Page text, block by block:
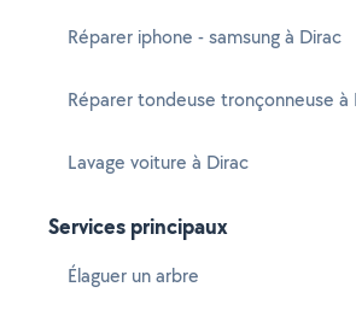
Réparer iphone - samsung à Dirac
Réparer tondeuse tronçonneuse à
Lavage voiture à Dirac
Services principaux
Élaguer un arbre